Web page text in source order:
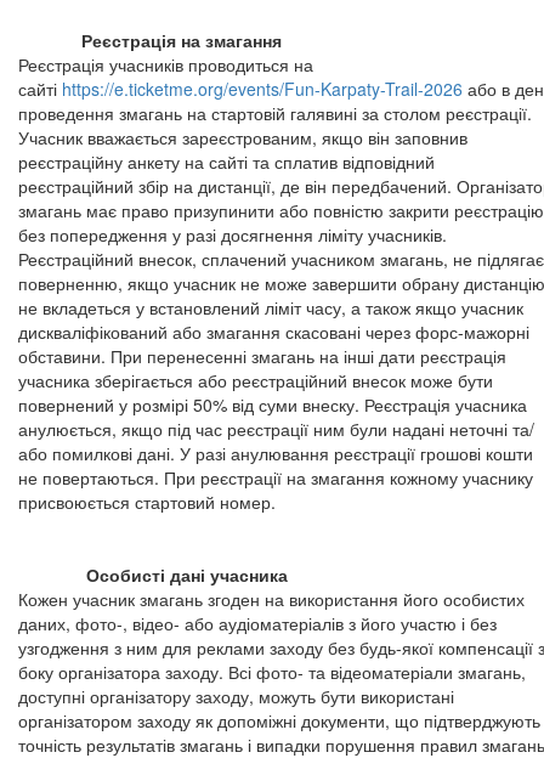
Реєстрація на змагання
Реєстрація учасників проводиться на
сайті https://e.ticketme.org/events/Fun-Karpaty-Trail-2026 або в
проведення змагань на стартовій галявині за столом реєстрації.
Учасник вважається зареєстрованим, якщо він заповнив
реєстраційну анкету на сайті та сплатив відповідний
реєстраційний збір на дистанції, де він передбачений.
змагань має право призупинити або повністю закрити реєстрацію
без попередження у разі досягнення ліміту учасників.
Реєстраційний внесок, сплачений учасником змагань, не підлягає
поверненню, якщо учасник не може завершити обрану
не вкладеться у встановлений ліміт часу, а також якщо учасник
дискваліфікований або змагання скасовані через форс-мажорні
обставини. При перенесенні змагань на інші дати реєстрація
учасника зберігається або реєстраційний внесок може бути
повернений у розмірі 50% від суми внеску. Реєстрація учасника
анулюється, якщо під час реєстрації ним були надані неточні та/
або помилкові дані. У разі анулювання реєстрації грошові кошти
не повертаються. При реєстрації на змагання кожному учаснику
присвоюється стартовий номер.
Особисті дані учасника
Кожен учасник змагань згоден на використання його особистих
даних, фото-, відео- або аудіоматеріалів з його участю і без
узгодження з ним для реклами заходу без будь-якої компенсації з
боку організатора заходу. Всі фото- та відеоматеріали змагань,
доступні організатору заходу, можуть бути використані
організатором заходу як допоміжні документи, що підтверджують
точність результатів змагань і випадки порушення правил